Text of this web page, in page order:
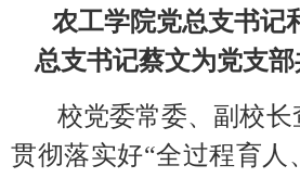
农工学院党总支书记
总支书记蔡文为党支
校党委常委、副校
贯彻落实好“全过程育人